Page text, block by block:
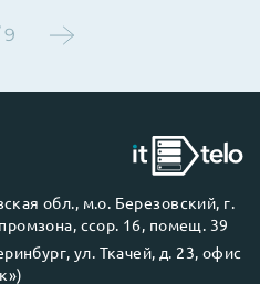
9
обл., м.о. Березовский, г.
ссор. 16, помещ. 39
ул. Ткачей, д. 23, офис